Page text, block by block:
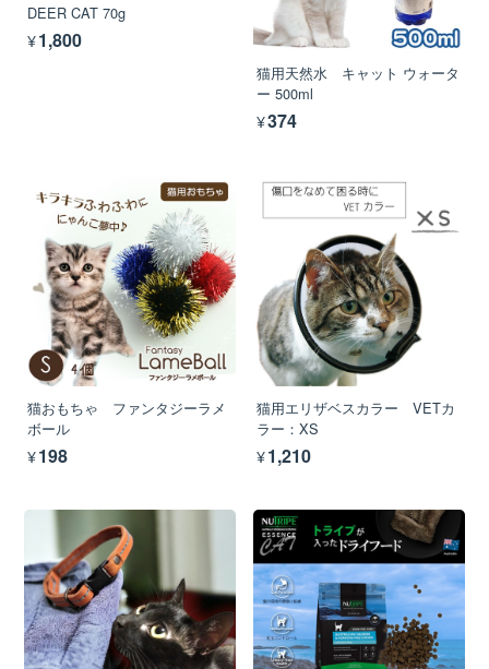
DEER CAT 70g
¥1,800
猫用天然水 キャット ウォータ
ー 500ml
¥374
猫おもちゃ ファンタジーラメ
ボール
¥198
猫用エリザベスカラー VETカ
ラー：XS
¥1,210